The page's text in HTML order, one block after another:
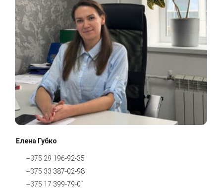
Елена Губко
+375 29 196-92-35
+375 33 387-02-98
+375 17 399-79-01